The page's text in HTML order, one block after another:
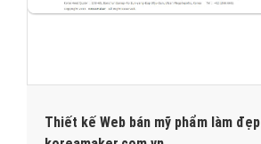
Thiết kế Web bán mỹ phẩm làm đẹp